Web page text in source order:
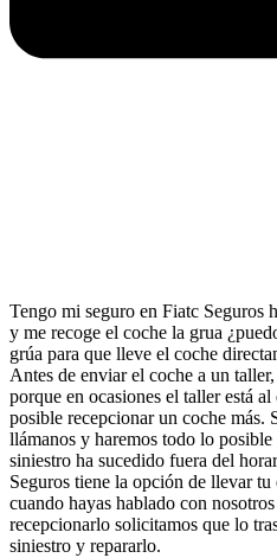
Tengo mi seguro en Fiatc Seguros
y me recoge el coche la grua
grúa para que lleve el coche
Antes de enviar el coche a un
porque en ocasiones el taller está
posible recepcionar un coche más.
llámanos y haremos todo lo
siniestro ha sucedido fuera del
Seguros tiene la opción de llevar
cuando hayas hablado con
recepcionarlo solicitamos que lo
siniestro y repararlo.